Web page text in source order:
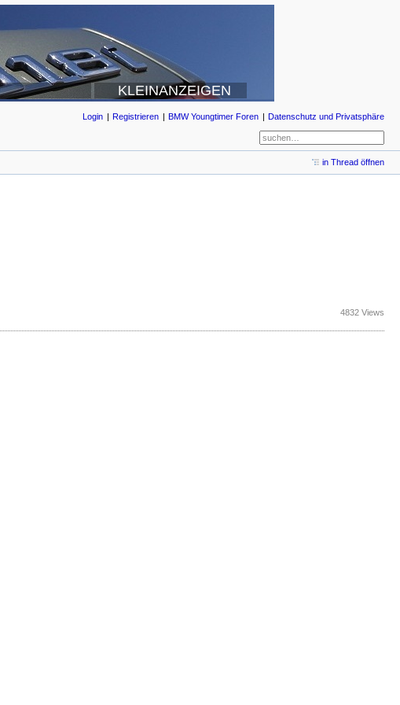
KLEINANZEIGEN
Login Registrieren BMW Youngtimer Foren Datenschutz und Privatsphäre
in Thread öffnen
4832 Views